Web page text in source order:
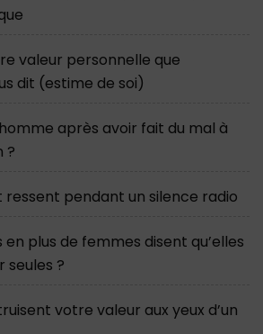
valeur personnelle que
dit (estime de soi)
après avoir fait du mal à
?
ressent pendant un silence radio
en plus de femmes disent qu’elles
?
votre valeur aux yeux d’un